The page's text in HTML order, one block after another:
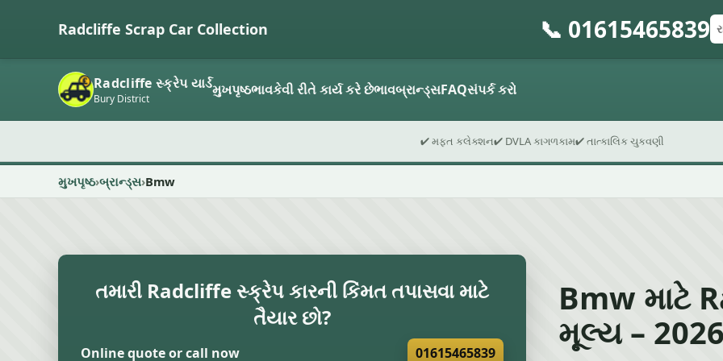
Radcliffe Scrap Car Collection 📞 01615465839
Radcliffe સ્ક્રેપ યાર્ડ
Bury District મુખપૃષ્ઠભાવકેવી રીતે કાર્ય કરે છેભાવબ્રાન્ડ્સFAQસંપર્ક કરો
✔ મફત કલેક્શન✔ DVLA કાગળકામ✔ તાત્કાલિક ચુકવણી
મુખપૃષ્ઠ બ્રાન્ડ્સ Bmw
તમારી Radcliffe સ્ક્રેપ કારની કિંમત તપાસવા માટે
તૈયાર છો?
Online quote or call now 01615465839
Bmw માટે
મૂલ્ય – 2026